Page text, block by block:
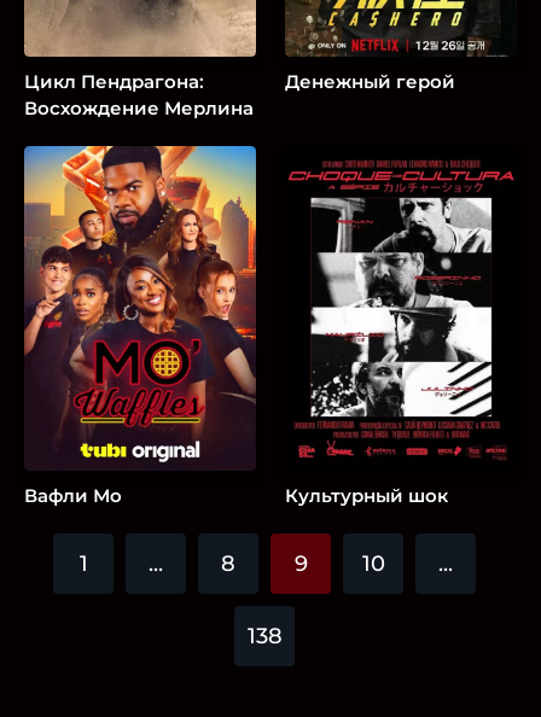
Цикл Пендрагона:
Восхождение Мерлина
Денежный герой
Вафли Мо Культурный шок
1 ... 8 9 10 ...
138